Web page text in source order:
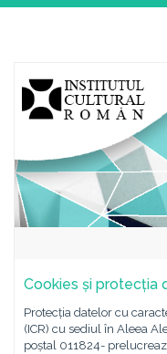
Cookies și protecția
Protecția datelor cu
(ICR) cu sediul în Aleea
poștal 011824-